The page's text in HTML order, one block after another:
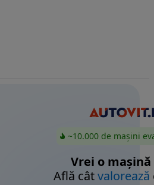
~10.000 de mașini
Vrei o mașină
Află câtvalorează